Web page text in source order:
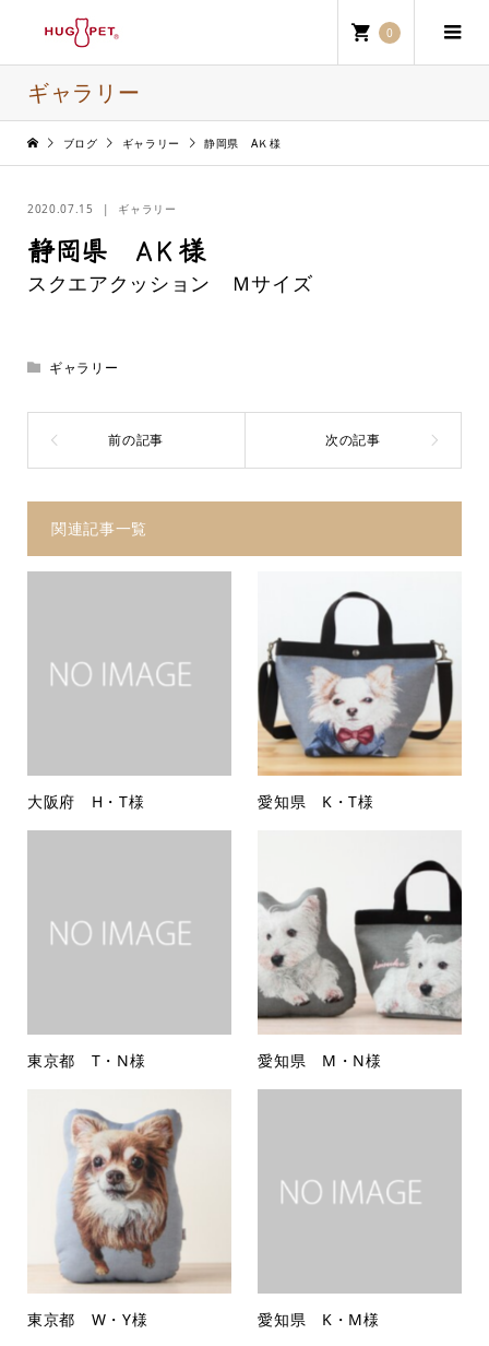
0
ギャラリー
ブログ ギャラリー 静岡県 AＫ様
2020.07.15 ギャラリー
静岡県 AＫ様
スクエアクッション Ｍサイズ
ギャラリー
関連記事一覧
大阪府 H・T様 愛知県 K・T様
東京都 T・N様 愛知県 M・N様
東京都 W・Y様 愛知県 K・M様